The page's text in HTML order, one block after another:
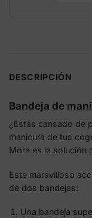
DESCRIPCIÓN
Bandeja de
¿Estás cansado de
manicura de tus
More es la solución
Este maravilloso
de dos bandejas:
Una bandeja